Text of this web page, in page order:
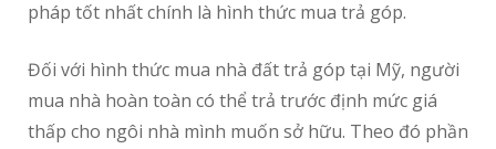
pháp tốt nhất chính là hình thức mua trả góp.
Đối với hình thức mua nhà đất trả góp tại Mỹ, người
mua nhà hoàn toàn có thể trả trước định mức giá
thấp cho ngôi nhà mình muốn sở hữu. Theo đó phần